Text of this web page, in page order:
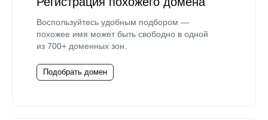
Воспользуйтесь удобным подбором —
похожее имя может быть свободно в одной
из 700+ доменных зон.
Подобрать домен